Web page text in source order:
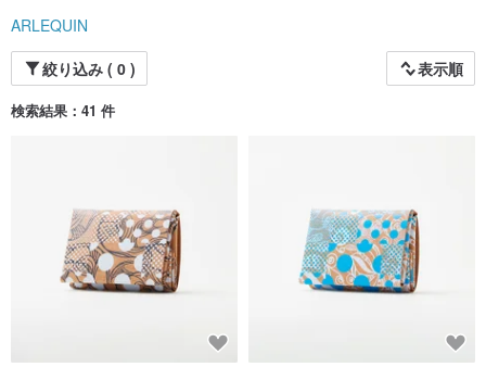
ARLEQUIN
絞り込み ( 0 )
表示順
検索結果：41 件